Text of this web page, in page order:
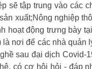
sẽ tập trung vào các
xuất;Nông nghiệp
hoạt động trưng bày
là nơi để các nhà
sau đại dịch
có cơ hội hỏi - đáp